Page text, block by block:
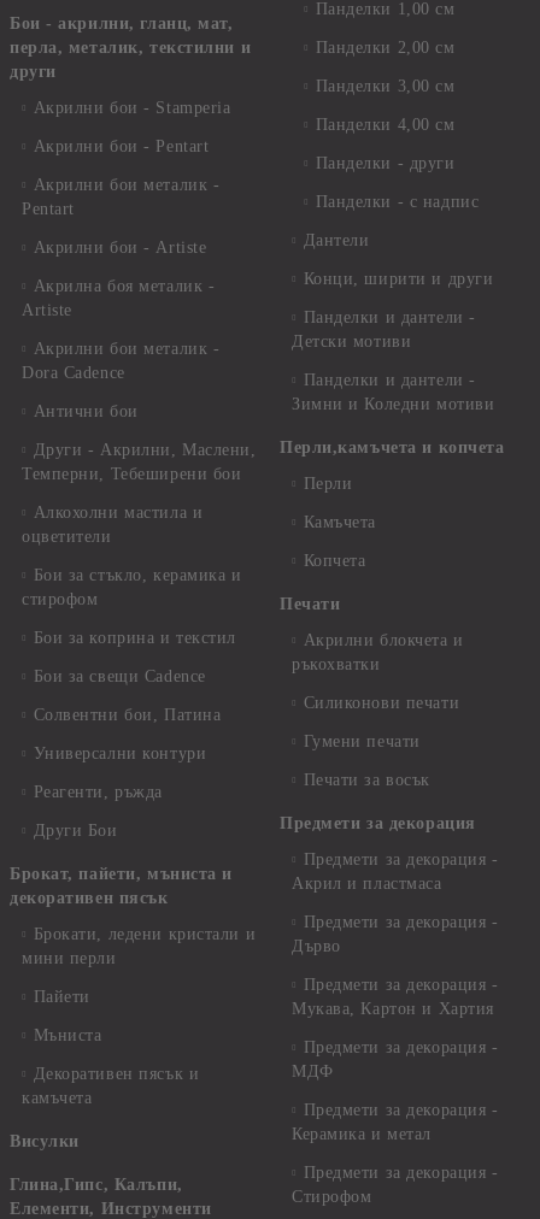
Бои - акрилни, гланц, мат,
перла, металик, текстилни и
други
Акрилни бои - Stamperia
Акрилни бои - Pentart
Акрилни бои металик -
Pentart
Акрилни бои - Artiste
Акрилна боя металик -
Artiste
Акрилни бои металик -
Dora Cadence
Антични бои
Други - Акрилни, Маслени,
Темперни, Тебеширени бои
Алкохолни мастила и
оцветители
Бои за стъкло, керамика и
стирофом
Бои за коприна и текстил
Бои за свещи Cadence
Солвентни бои, Патина
Универсални контури
Реагенти, ръжда
Други Бои
Брокат, пайети, мъниста и
декоративен пясък
Брокати, ледени кристали и
мини перли
Пайети
Мъниста
Декоративен пясък и
камъчета
Висулки
Глина,Гипс, Калъпи,
Елементи, Инструменти
Панделки 1,00 см
Панделки 2,00 см
Панделки 3,00 см
Панделки 4,00 см
Панделки - други
Панделки - с надпис
Дантели
Конци, ширити и други
Панделки и дантели -
Детски мотиви
Панделки и дантели -
Зимни и Коледни мотиви
Перли,камъчета и копчета
Перли
Камъчета
Копчета
Печати
Акрилни блокчета и
ръкохватки
Силиконови печати
Гумени печати
Печати за восък
Предмети за декорация
Предмети за декорация -
Акрил и пластмаса
Предмети за декорация -
Дърво
Предмети за декорация -
Мукава, Картон и Хартия
Предмети за декорация -
МДФ
Предмети за декорация -
Керамика и метал
Предмети за декорация -
Стирофом